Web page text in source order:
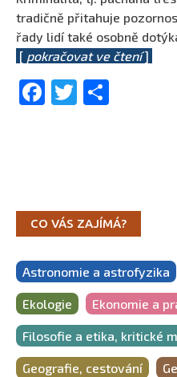
tradičně přitahuje
řady lidí také osobně
[ pokračovat ve čtení]
Facebook
Twitter
CO VÁS ZAJÍMÁ?
Astronomie a astrofyzika
Ekologie Ekonomie a
Filosofie a etika, kritické
Geografie, cestování